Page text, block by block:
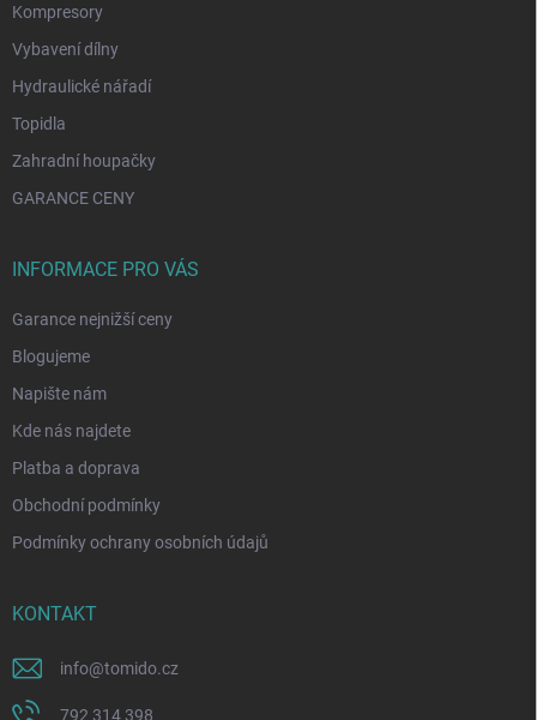
Kompresory
Vybavení dílny
Hydraulické nářadí
Topidla
Zahradní houpačky
GARANCE CENY
INFORMACE PRO VÁS
Garance nejnižší ceny
Blogujeme
Napište nám
Kde nás najdete
Platba a doprava
Obchodní podmínky
Podmínky ochrany osobních údajů
KONTAKT
info@tomido.cz
792 314 398